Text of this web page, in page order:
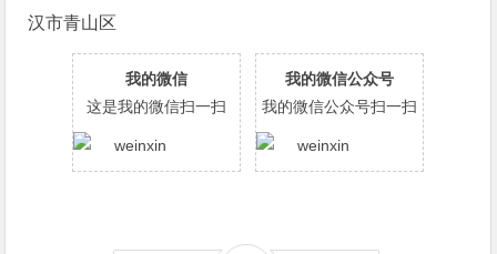
汉市青山区
我的微信
这是我的微信扫一扫
我的微信公众号
我的微信公众号扫一扫